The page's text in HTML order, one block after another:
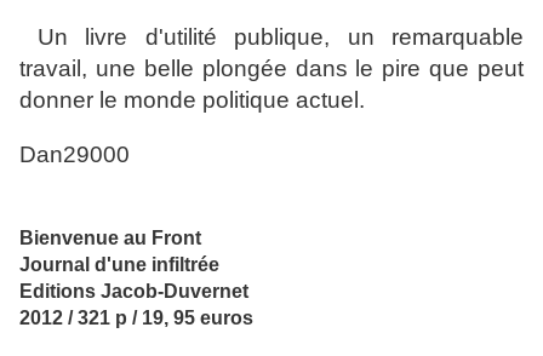
Un livre d'utilité publique, un remarquable
travail, une belle plongée dans le pire que peut
donner le monde politique actuel.
Dan29000
Bienvenue au Front
Journal d'une infiltrée
Editions Jacob-Duvernet
2012 / 321 p / 19, 95 euros